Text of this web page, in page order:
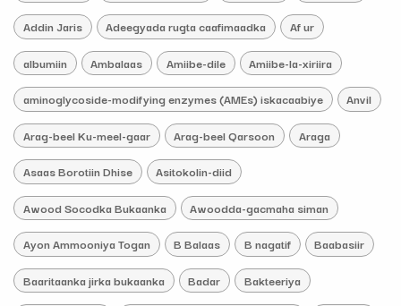
Addin Jaris Adeegyada rugta caafimaadka Af ur
albumiin Ambalaas Amiibe-dile Amiibe-la-xiriira
aminoglycoside-modifying enzymes (AMEs) iskacaabiye Anvil
Arag-beel Ku-meel-gaar Arag-beel Qarsoon Araga
Asaas Borotiin Dhise Asitokolin-diid
Awood Socodka Bukaanka Awoodda-gacmaha siman
Ayon Ammooniya Togan B Balaas B nagatif Baabasiir
Baaritaanka jirka bukaanka Badar Bakteeriya